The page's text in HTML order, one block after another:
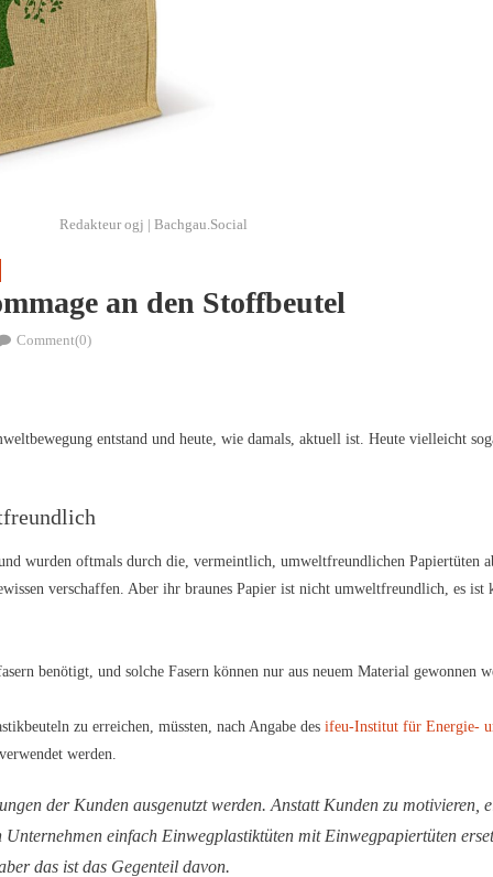
Redakteur ogj | Bachgau.Social
an den Stoffbeutel
Comment(0)
entstand und heute, wie damals, aktuell ist. Heute vielleicht
wurden oftmals durch die, vermeintlich, umweltfreundlichen Papiertüten
verschaffen. Aber ihr braunes Papier ist nicht umweltfreundlich, es ist
benötigt, und solche Fasern können nur aus neuem Material gewonnen
zu erreichen, müssten, nach Angabe des ifeu-Institut für Energie-
werden.
der Kunden ausgenutzt werden. Anstatt Kunden zu motivieren,
einfach Einwegplastiktüten mit Einwegpapiertüten
das ist das Gegenteil davon.